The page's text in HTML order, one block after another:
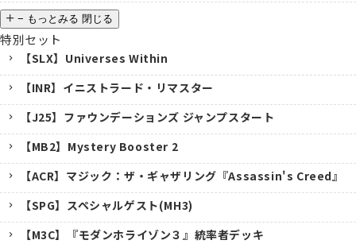
− もっとみる 閉じる
特別セット
【SLX】Universes Within
【INR】イニストラード・リマスター
【J25】ファウンデーションズ ジャンプスタート
【MB2】Mystery Booster 2
【ACR】マジック：ザ・ギャザリング『Assassin's Creed』
【SPG】スペシャルゲスト(MH3)
【M3C】『モダンホライゾン３』統率者デッキ